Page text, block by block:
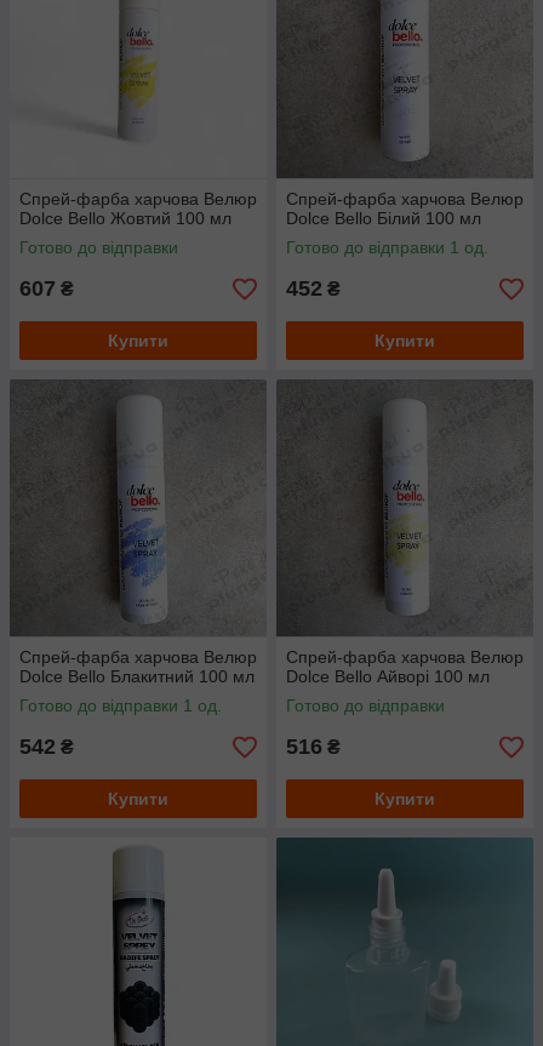
Спрей-фарба харчова Велюр
Dolce Bello Жовтий 100 мл
Готово до відправки
607 ₴
Купити
Спрей-фарба харчова Велюр
Dolce Bello Білий 100 мл
Готово до відправки 1 од.
452 ₴
Купити
Спрей-фарба харчова Велюр
Dolce Bello Блакитний 100 мл
Готово до відправки 1 од.
542 ₴
Купити
Спрей-фарба харчова Велюр
Dolce Bello Айворі 100 мл
Готово до відправки
516 ₴
Купити